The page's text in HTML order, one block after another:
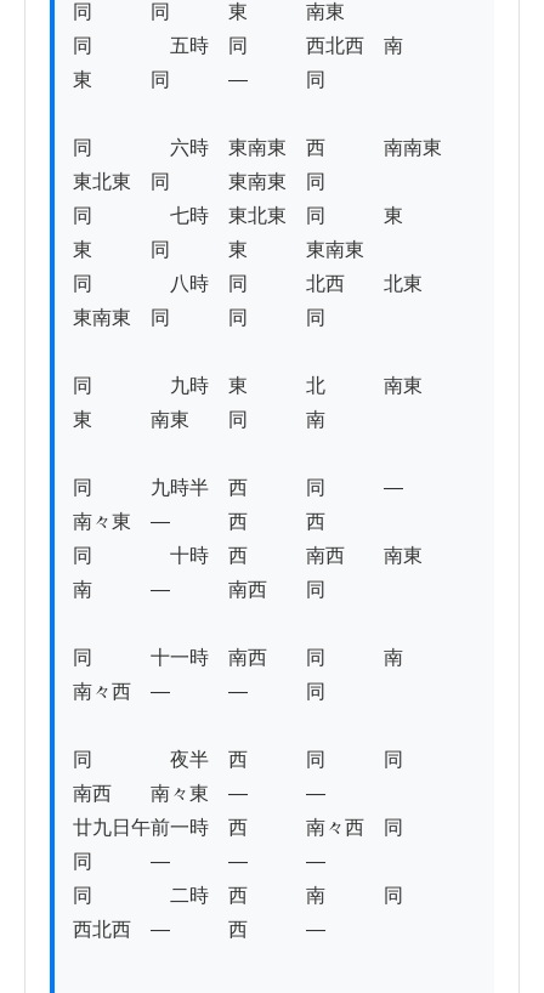
同　　　同　　　東　　　南東
同　　　　五時　同　　　西北西　南
東　　　同　　　―　　　同
同　　　　六時　東南東　西　　　南南東
東北東　同　　　東南東　同
同　　　　七時　東北東　同　　　東
東　　　同　　　東　　　東南東
同　　　　八時　同　　　北西　　北東
東南東　同　　　同　　　同
同　　　　九時　東　　　北　　　南東
東　　　南東　　同　　　南
同　　　九時半　西　　　同　　　―
南々東　―　　　西　　　西
同　　　　十時　西　　　南西　　南東
南　　　―　　　南西　　同
同　　　十一時　南西　　同　　　南
南々西　―　　　―　　　同
同　　　　夜半　西　　　同　　　同
南西　　南々東　―　　　―
廿九日午前一時　西　　　南々西　同
同　　　―　　　―　　　―
同　　　　二時　西　　　南　　　同
西北西　―　　　西　　　―